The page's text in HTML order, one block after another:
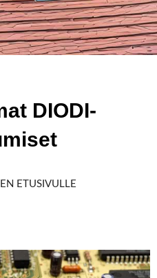
DIODI-
ETUSIVULLE